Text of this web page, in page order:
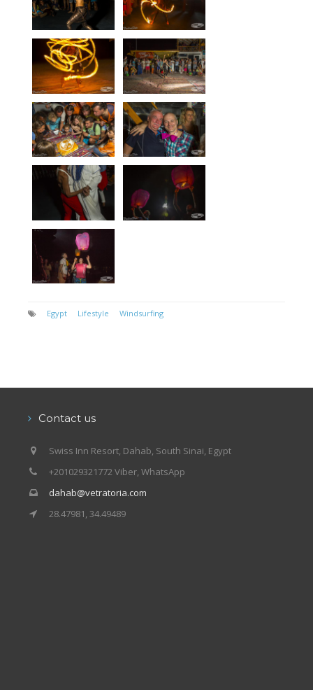
Egypt Lifestyle Windsurfing
Contact us
Swiss Inn Resort, Dahab, South Sinai, Egypt
+201029321772 Viber, WhatsApp
dahab@vetratoria.com
28.47981, 34.49489